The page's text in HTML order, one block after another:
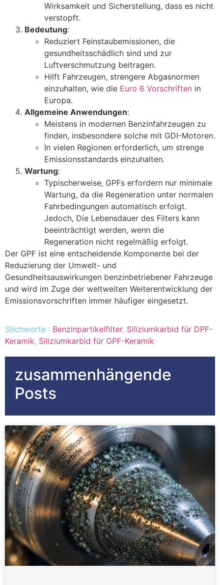
Wirksamkeit und Sicherstellung, dass es nicht
verstopft.
Bedeutung:
Reduziert Feinstaubemissionen, die
gesundheitsschädlich sind und zur
Luftverschmutzung beitragen.
Hilft Fahrzeugen, strengere Abgasnormen
einzuhalten, wie die Euro 6 Vorschriften in
Europa.
Allgemeine Anwendungen:
Meistens in modernen Benzinfahrzeugen zu
finden, insbesondere solche mit GDI-Motoren.
In vielen Regionen erforderlich, um strenge
Emissionsstandards einzuhalten.
Wartung:
Typischerweise, GPFs erfordern nur minimale
Wartung, da die Regeneration unter normalen
Fahrbedingungen automatisch erfolgt.
Jedoch, Die Lebensdauer des Filters kann
beeinträchtigt werden, wenn die
Regeneration nicht regelmäßig erfolgt.
Der GPF ist eine entscheidende Komponente bei der
Reduzierung der Umwelt- und
Gesundheitsauswirkungen benzinbetriebener Fahrzeuge
und wird im Zuge der weltweiten Weiterentwicklung der
Emissionsvorschriften immer häufiger eingesetzt.
Stichworte : Benzinpartikelfilter, Siliziumkarbid für DPF-
Keramik, Siliziumkarbid für GPF-Keramik
zusammenhängende
Posts